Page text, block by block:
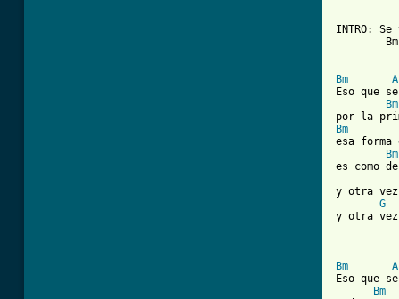
INTRO:
Bm
A
Eso que
Bm
Bm
esa
Bm
es como
y otra
G
y otra
Bm
A
Eso que
Bm